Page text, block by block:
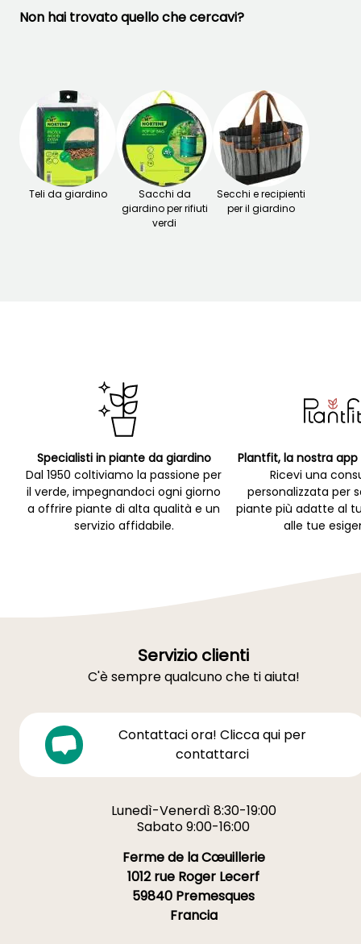
Non hai trovato quello che cercavi?
Teli da giardino
Sacchi da
giardino per rifiuti
verdi
Secchi e recipienti
per il giardino
Specialisti in piante da giardino
Dal 1950 coltiviamo la passione per
il verde, impegnandoci ogni giorno
a offrire piante di alta qualità e un
servizio affidabile.
Plantfit, la nostra
Ricevi una
personalizzata per
piante più adatte al
alle tue
Servizio clienti
C'è sempre qualcuno che ti aiuta!
Contattaci ora! Clicca qui per
contattarci
Lunedì-Venerdì 8:30-19:00
Sabato 9:00-16:00
Ferme de la Cœuillerie
1012 rue Roger Lecerf
59840 Premesques
Francia